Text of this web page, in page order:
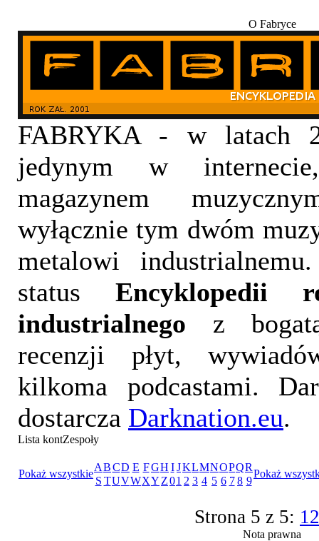
O Fabryce
FABRYKA - w latach
jedynym w
magazynem
wyłącznie tym dwóm
metalowi
status Encyklopedii
industrialnego z
recenzji płyt,
kilkoma podcastami.
dostarcza Darknation.eu.
Lista kontZespoły
Pokaż wszystkie
ABCD E FGH I JKLMNOPQR
Pokaż
S TUVWXY Z01 2 3 4 5 6 7 8 9
Strona 5 z 5: 12
Nota prawna